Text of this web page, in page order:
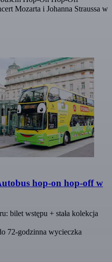
Mozarta i Johanna Straussa w
hop-on hop-off w
bilet wstępu + stała kolekcja
72-godzinna wycieczka